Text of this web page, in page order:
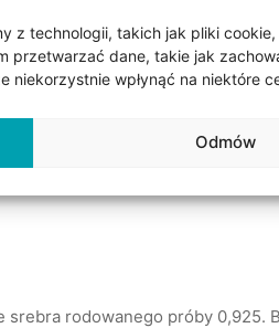
z technologii, takich jak pliki
przetwarzać dane, takie jak
wpłynąć na niektóre
Odmów
srebra rodowanego próby 0,925.